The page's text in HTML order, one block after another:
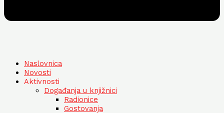
Naslovnica
Novosti
Aktivnosti
Događanja u knjižnici
Radionice
Gostovanja